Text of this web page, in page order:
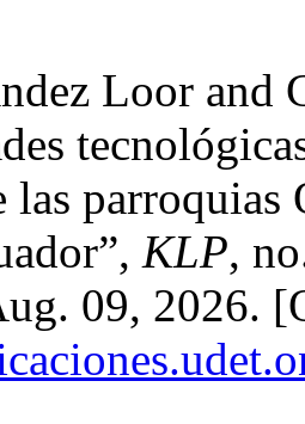
Loor and
las
KLP,
09, 2026.